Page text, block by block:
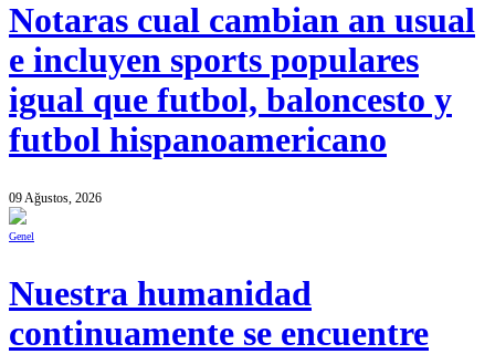
Notaras cual cambian an usual
e incluyen sports populares
igual que futbol, baloncesto y
futbol hispanoamericano
09 Ağustos, 2026
Genel
Nuestra humanidad
continuamente se encuentre